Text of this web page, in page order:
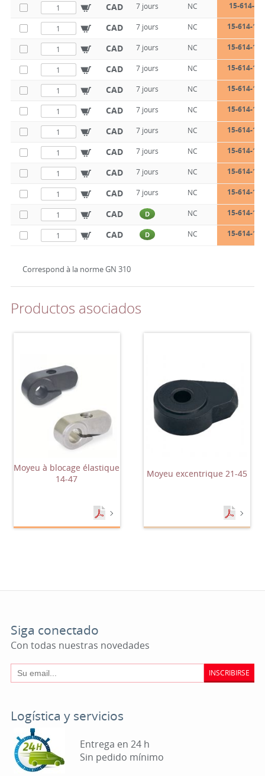
CAD 7 jours NC 15-614-
CAD 7 jours NC 15-614-
CAD 7 jours NC 15-614-
CAD 7 jours NC 15-614-
CAD 7 jours NC 15-614-
CAD 7 jours NC 15-614-
CAD 7 jours NC 15-614-
CAD 7 jours NC 15-614-
CAD 7 jours NC 15-614-
CAD 7 jours NC 15-614-
CAD D NC 15-614-
CAD D NC 15-614-
Correspond à la norme GN 310
Productos asociados
Moyeu à blocage élastique
14-47
Moyeu excentrique 21-45
Siga conectado
Con todas nuestras novedades
INSCRIBIRSE
Logística y servicios
Entrega en 24 h
Sin pedido mínimo